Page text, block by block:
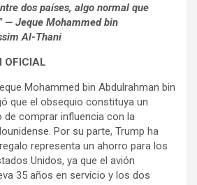
dos países, algo normal que
— Jeque Mohammed bin
Al-Thani
OFICIAL
Mohammed bin Abdulrahman bin
que el obsequio constituya un
comprar influencia con la
Por su parte, Trump ha
representa un ahorro para los
Unidos, ya que el avión
35 años en servicio y los dos